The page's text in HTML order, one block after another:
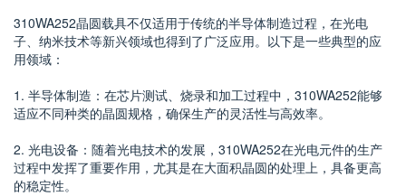
310WA252晶圆载具不仅适用于传统的半导体制造过程，在光电
子、纳米技术等新兴领域也得到了广泛应用。以下是一些典型的应
用领域：
1. 半导体制造：在芯片测试、烧录和加工过程中，310WA252能够
适应不同种类的晶圆规格，确保生产的灵活性与高效率。
2. 光电设备：随着光电技术的发展，310WA252在光电元件的生产
过程中发挥了重要作用，尤其是在大面积晶圆的处理上，具备更高
的稳定性。